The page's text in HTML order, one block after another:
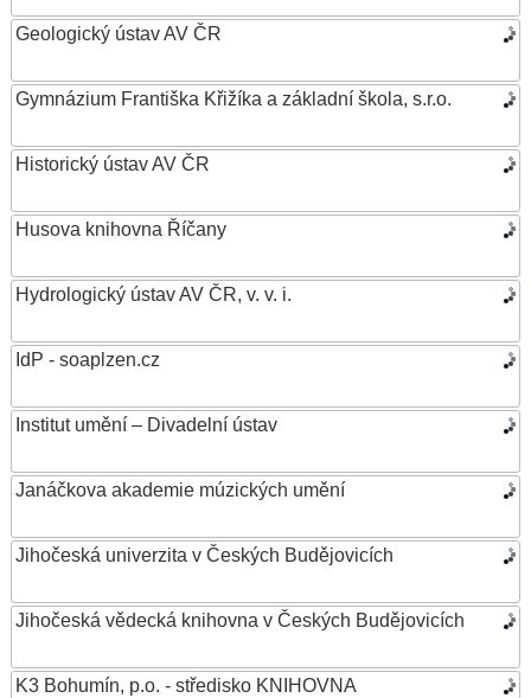
Geologický ústav AV ČR
Gymnázium Františka Křižíka a základní škola, s.r.o.
Historický ústav AV ČR
Husova knihovna Říčany
Hydrologický ústav AV ČR, v. v. i.
IdP - soaplzen.cz
Institut umění – Divadelní ústav
Janáčkova akademie múzických umění
Jihočeská univerzita v Českých Budějovicích
Jihočeská vědecká knihovna v Českých Budějovicích
K3 Bohumín, p.o. - středisko KNIHOVNA